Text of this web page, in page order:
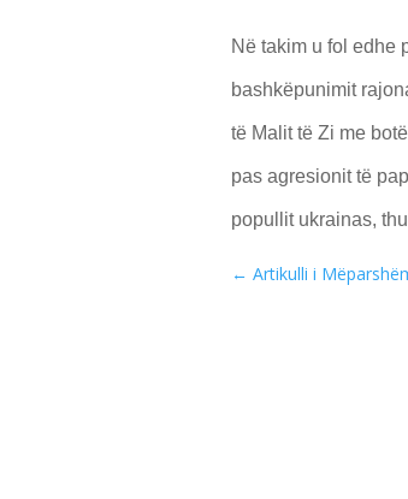
Në takim u fol edhe
bashkëpunimit
të Malit të Zi me
pas agresionit të
popullit ukrainas,
← Artikulli i